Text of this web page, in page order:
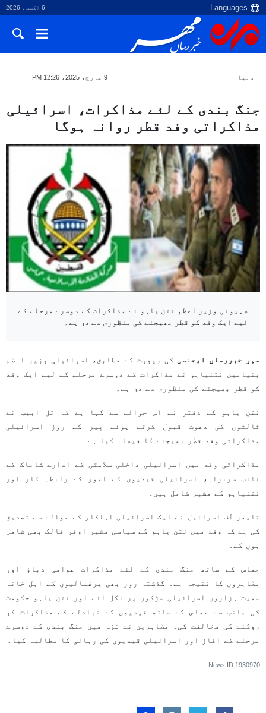
6 اگست، 2026
دنیا 9 مارچ، 2025، 12:26 PM
جنگ بندی کے لئے مذاکرات، اسرائیلی
مذاکراتی وفد قطر روانہ ہوگا
صہیونی وزیر اعظم نتن یاہو نے مذاکرات کے دوسرے مرحلے کے
لیے ایک وفد کو قطر بھیجنے کی منظوری دے دی ہے۔
مہر خبررساں ایجنسی کی رپورٹ کے مطابق، اسرائیلی وزیر اعظم
بنیامین نتنیاہو نے مذاکرات کے دوسرے مرحلے کے لیے ایک وفد
کو قطر بھیجنے کی منظوری دے دی ہے۔
نتن یاہو کے دفتر نے اس حوالے سے کہا ہے کہ تل ابیب نے
ثالثوں کی دعوت قبول کرتے ہوئے پیر کے روز اسرائیلی
مذاکراتی وفد قطر بھیجنے کا فیصلہ کیا ہے۔
مذاکراتی وفد میں اسرائیلی داخلی سلامتی کے ادارے شاباک کے
نائب سربراہ، اسرائیلی قیدیوں کے امور کے رابطہ کار اور
نتنیاہو کے مشیر شامل ہیں۔
تایمز آف اسرائیل نے ایک اسرائیلی اہلکار کے حوالے سے تصدیق
کی ہے کہ وفد میں نتن یاہو کے سیاسی مشیر اوفر فالک بھی شامل
ہوں گے۔
حماس کے ساتھ جنگ بندی کے لئے مذاکرات عوامی دباؤ اور
مظاہروں کا نتیجہ ہے۔ گذشتہ روز بھی یرغمالیوں کے اہل خانہ
سمیت ہزاروں اسرائیلی سڑکوں پر نکل آئے اور نتن یاہو حکومت
کی جانب سے حماس کے ساتھ قیدیوں کے تبادلے کے مذاکرات کو
روکنے کی مخالفت کی۔ مظاہرین نے غزہ میں جنگ بندی کے دوسرے
مرحلے کے آغاز اور اسرائیلی قیدیوں کی رہائی کا مطالبہ کیا۔
News ID 1930970